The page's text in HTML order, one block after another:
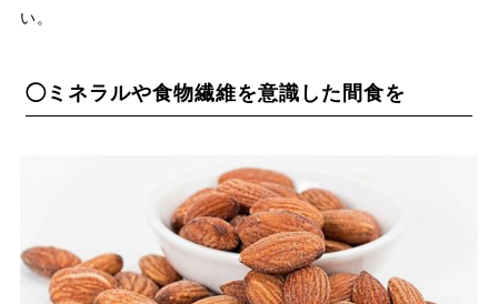
い。
◯ミネラルや食物繊維を意識した間食を